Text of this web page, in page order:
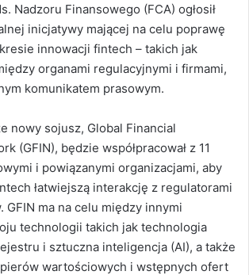
Nadzoru Finansowego (FCA) ogłosił
inicjatywy mającej na celu poprawę
innowacji fintech – takich jak
organami regulacyjnymi i firmami,
komunikatem prasowym.
nowy sojusz, Global Financial
(GFIN), będzie współpracował z 11
i powiązanymi organizacjami, aby
łatwiejszą interakcję z regulatorami
GFIN ma na celu między innymi
technologii takich jak technologia
i sztuczna inteligencja (AI), a także
wartościowych i wstępnych ofert